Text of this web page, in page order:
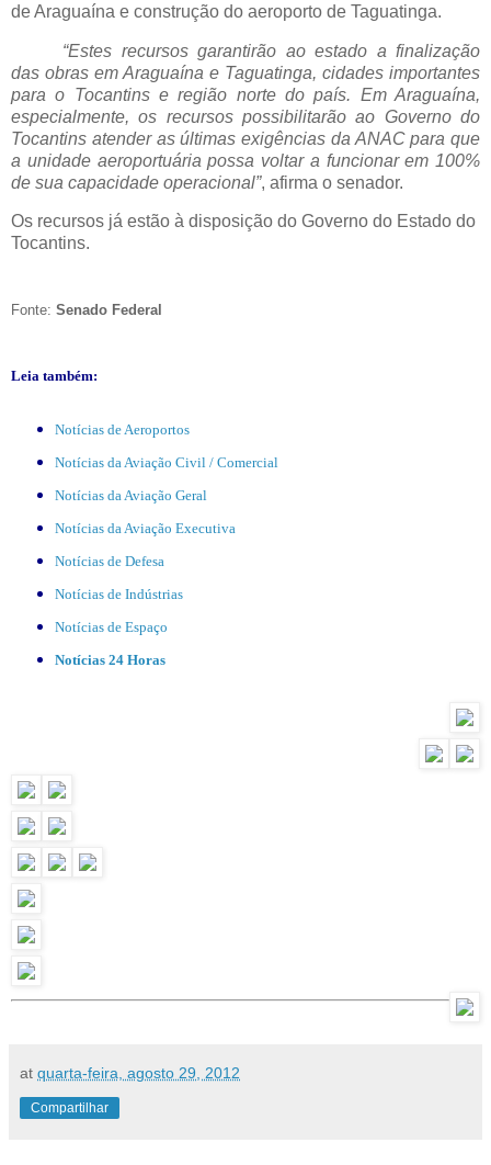
de Araguaína e construção do aeroporto de Taguatinga.
“Estes recursos garantirão ao estado a finalização
das obras em Araguaína e Taguatinga, cidades importantes
para o Tocantins e região norte do país. Em Araguaína,
especialmente, os recursos possibilitarão ao Governo do
Tocantins atender as últimas exigências da ANAC para que
a unidade aeroportuária possa voltar a funcionar em 100%
de sua capacidade operacional”, afirma o senador.
Os recursos já estão à disposição do Governo do Estado do
Tocantins.
Fonte: Senado Federal
Leia também:
Notícias de Aeroportos
Notícias da Aviação Civil / Comercial
Notícias da Aviação Geral
Notícias da Aviação Executiva
Notícias de Defesa
Notícias de Indústrias
Notícias de Espaço
Notícias 24 Horas
at quarta-feira, agosto 29, 2012
Compartilhar